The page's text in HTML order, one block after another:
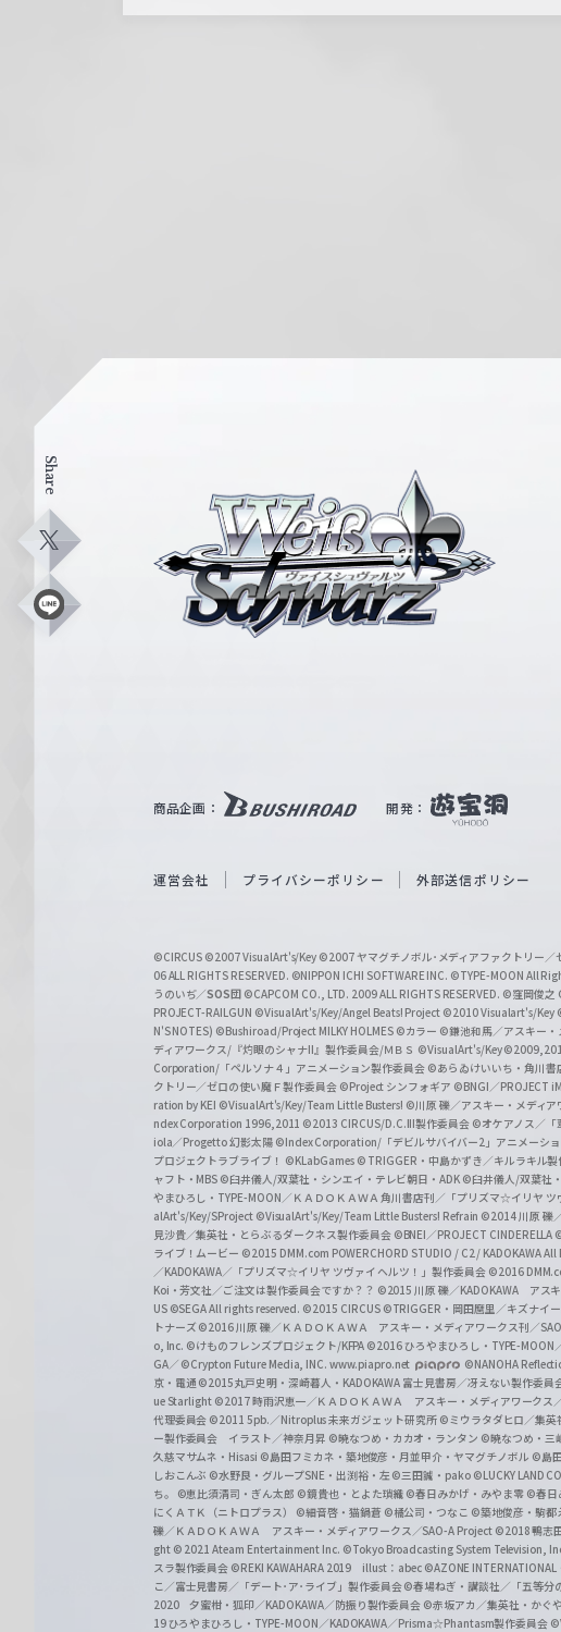
Share
X
L
ス
W
i
c
h
w
a
r
z
商品企画： 開発：
運営会社 プライバシーポリシー 外部送信ポリシー
©CIRCUS ©2007 VisualArt's/Key ©2007 ヤマグチノボル･メディアファクトリー／
06 ALL RIGHTS RESERVED. ©NIPPON ICHI SOFTWARE INC. ©TYPE-MOON All
うのいぢ／SOS団 ©CAPCOM CO., LTD. 2009 ALL RIGHTS RESERVED. ©窪岡俊之
PROJECT-RAILGUN ©VisualArt's/Key/Angel Beats! Project ©2010 Visualart's/Key
N'S NOTES) ©Bushiroad/Project MILKY HOLMES ©カラー ©鎌池和馬／アスキー・
ディアワークス/『灼眼のシャナII』製作委員会/ＭＢＳ ©VisualArt's/Key
Corporation/「ペルソナ４」アニメーション製作委員会 ©あらゐけいいち・角川書
クトリー／ゼロの使い魔Ｆ製作委員会 ©Project シンフォギア ©BNGI／PROJECT
ration by KEI ©VisualArt's/Key/Team Little Busters! ©川原 礫／アスキー・メディ
ndex Corporation 1996,2011 ©2013 CIRCUS/D.C.III製作委員会 ©オケアノス／「
iola／Progetto 幻影太陽 ©Index Corporation/「デビルサバイバー2」アニメーシ
プロジェクトラブライブ！ ©KLabGames © TRIGGER・中島かずき／キルラキル製
ャフト・MBS ©臼井儀人/双葉社・シンエイ・テレビ朝日・ADK ©臼井儀人/双葉社
やまひろし・TYPE-MOON／ＫＡＤＯＫＡＷＡ 角川書店刊／「プリズマ☆イリヤ ツ
alArt's/Key/SProject ©VisualArt's/Key/Team Little Busters! Refrain ©2014 川原 礫
見沙貴／集英社・とらぶるダークネス製作委員会 ©BNEI／PROJECT CINDERELLA
ライブ！ムービー ©2015 DMM.com POWERCHORD STUDIO / C2 / KADOKAWA All
／KADOKAWA／「プリズマ☆イリヤ ツヴァイ ヘルツ！」製作委員会 ©2016
Koi・芳文社／ご注文は製作委員会ですか？？ ©2015 川原 礫／KADOKAWA アス
US ©SEGA All rights reserved. ©2015 CIRCUS ©TRIGGER・岡田麿里／キズナイ
トナーズ©2016 川原 礫／ＫＡＤＯＫＡＷＡ アスキー・メディアワークス刊／
o, Inc. ©けものフレンズプロジェクト/KFPA ©2016 ひろやまひろし・TYPE-MOON
GA／ ©Crypton Future Media, INC. www.piapro.net
©NANOHA
京・電通 ©2015丸戸史明・深崎暮人・KADOKAWA 富士見書房／冴えない製作委員
ue Starlight ©2017 時雨沢恵一／ＫＡＤＯＫＡＷＡ アスキー・メディアワークス
代理委員会 ©2011 5pb.／Nitroplus 未来ガジェット研究所 ©ミウラタダヒロ／集英
ー製作委員会 イラスト／神奈月昇 ©暁なつめ・カカオ・ランタン ©暁なつめ・三
久慈マサムネ・Hisasi ©島田フミカネ・築地俊彦・月並甲介・ヤマグチノボル ©島
しおこんぶ ©水野良・グループSNE・出渕裕・左©三田誠・pako ©LUCKY LAND
ち。
©恵比須清司・ぎん太郎 ©鏡貴也・とよた瑣織 ©春日みかげ・みやま零 ©春日
にくＡＴＫ（ニトロプラス） ©細音啓・猫鍋蒼 ©橘公司・つなこ ©築地俊彦・駒都
礫／ＫＡＤＯＫＡＷＡ アスキー・メディアワークス／SAO-A Project ©2018 鴨志
ght © 2021 Ateam Entertainment Inc. ©Tokyo Broadcasting System Television,
スラ製作委員会 ©REKI KAWAHARA 2019 illust：abec ©AZONE
こ／富士見書房／「デート･ア･ライブ」製作委員会©春場ねぎ・講談社／「五等分
2020 夕蜜柑・狐印／KADOKAWA／防振り製作委員会 ©赤坂アカ／集英社・かぐ
19 ひろやまひろし・TYPE-MOON／KADOKAWA／Prisma☆Phantasm製作委員会